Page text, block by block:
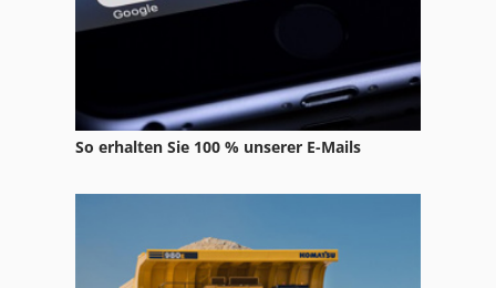
So erhalten Sie 100 % unserer E-Mails